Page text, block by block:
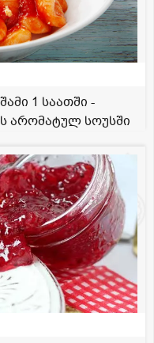
1 საათში -
არომატულ სოუსში